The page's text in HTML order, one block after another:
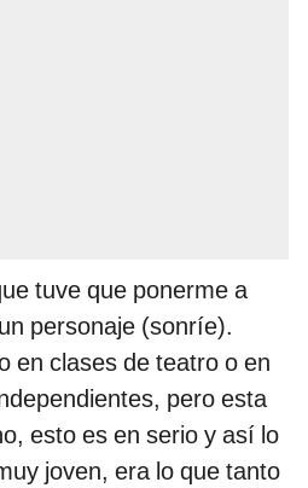
tuve que ponerme a
personaje (sonríe).
en clases de teatro o en
pero esta
esto es en serio y así lo
joven, era lo que tanto